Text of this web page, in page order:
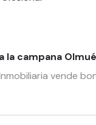
la campana Olmué
vende